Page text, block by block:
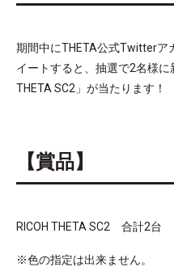
期間中にTHETA公式Twitterア
イートすると、抽選で2名様に
THETA SC2」が当たります！
【賞品】
RICOH THETA SC2 合計2台
※色の指定は出来ません。